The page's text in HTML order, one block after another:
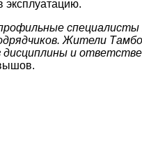
эксплуатацию.
специалисты
Жители
и